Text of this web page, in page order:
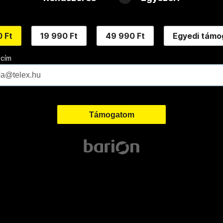
Ft 19 990 Ft 49 990 Ft Egyedi